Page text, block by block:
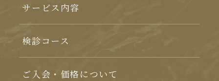
サービス内容
検診コース
ご入会・価格について